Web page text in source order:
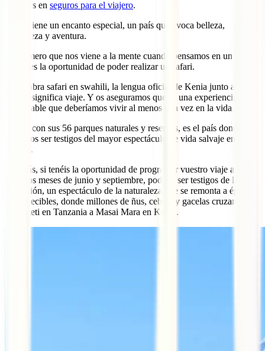
expertos en seguros para el viajero.
Kenia tiene un encanto especial, un país que evoca belleza,
naturaleza y aventura.
Lo primero que nos viene a la mente cuando pensamos en un viaje a
Kenia es la oportunidad de poder realizar un safari.
La palabra safari en swahili, la lengua oficial de Kenia junto al
inglés, significa viaje. Y os aseguramos que es una experiencia
inolvidable que deberíamos vivir al menos una vez en la vida.
Kenia, con sus 56 parques naturales y reservas, es el país donde
podemos ser testigos del mayor espectáculo de vida salvaje en el
mundo.
Además, si tenéis la oportunidad de programar vuestro viaje a Kenia
entre los meses de junio y septiembre, podréis ser testigos de la gran
migración, un espectáculo de la naturaleza que se remonta a épocas
impredecibles, donde millones de ñus, cebras y gacelas cruzan desde
Serengeti en Tanzania a Masai Mara en Kenia.